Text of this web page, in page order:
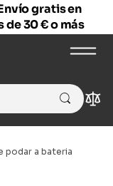
gratis en
de 30 € o más
podar a bateria